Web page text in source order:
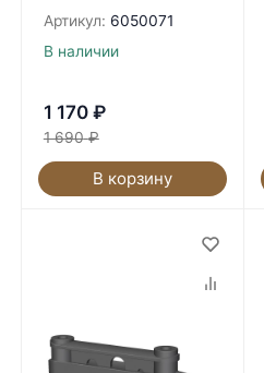
Артикул: 6050071
В наличии
1 170 ₽
1 690 ₽
В корзину